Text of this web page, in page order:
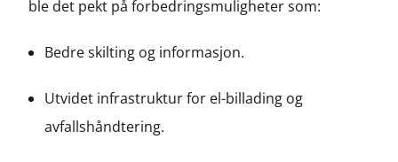
ble det pekt på forbedringsmuligheter som:
Bedre skilting og informasjon.
Utvidet infrastruktur for el-billading og
avfallshåndtering.